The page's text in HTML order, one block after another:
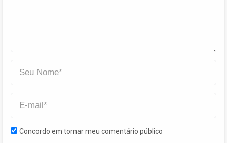
Concordo em tornar meu comentário público